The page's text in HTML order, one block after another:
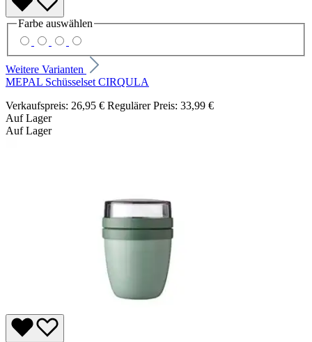
Farbe auswählen
Weitere Varianten
MEPAL Schüsselset CIRQULA
Verkaufspreis: 26,95 € Regulärer Preis: 33,99 €
Auf Lager
Auf Lager